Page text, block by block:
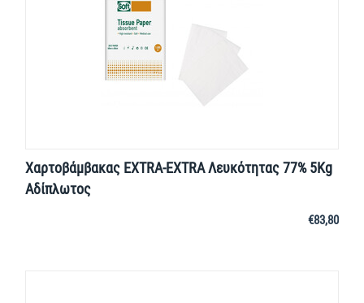
Χαρτοβάμβακας EXTRA-EXTRA Λευκότητας 77% 5Kg
Αδίπλωτος
€83,80